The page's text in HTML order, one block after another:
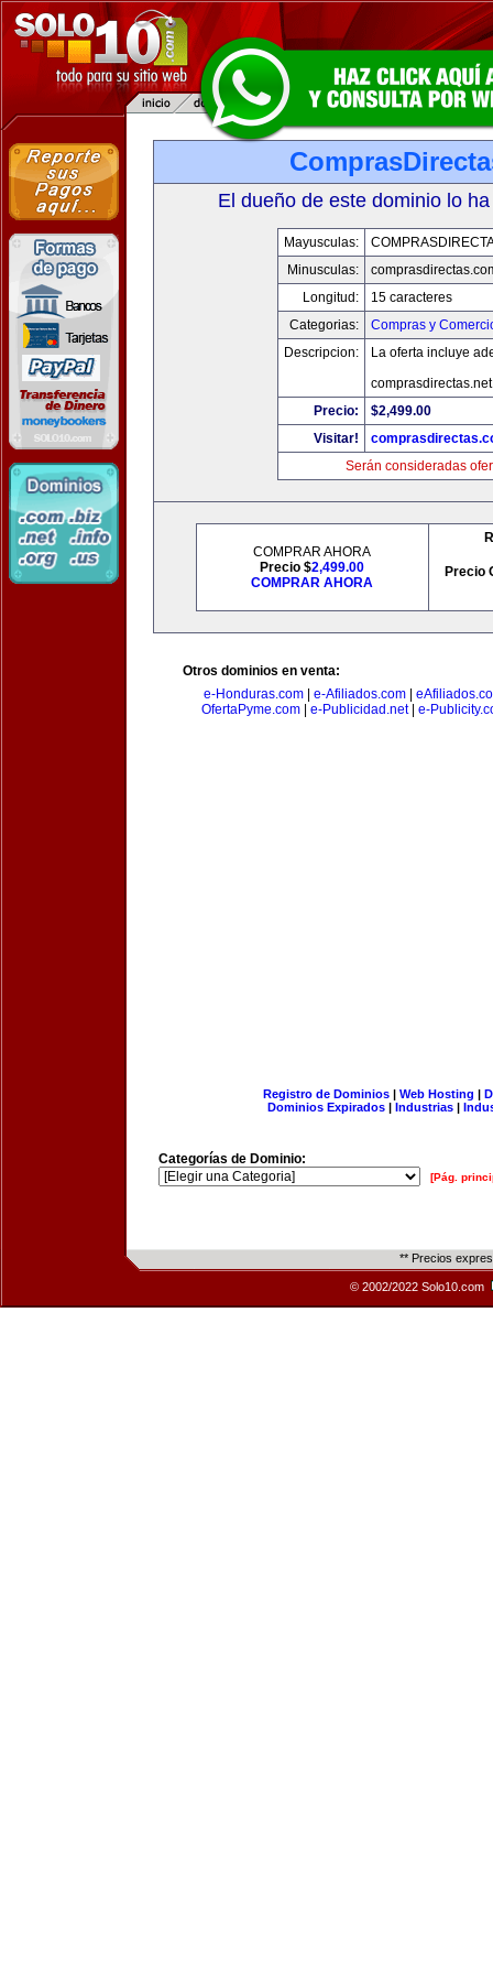
El dueño de este dominio lo
Mayusculas:
Minusculas:
Longitud:
15 caracteres
Categorias:
Compras y
Descripcion:
La oferta incluye
Precio:
$2,499.00
Visitar!
Serán consideradas
COMPRAR AHORA
Precio $2,499.00
COMPRAR AHORA
Precio
Otros dominios en venta:
e-Honduras.com| e-Afiliados.com|
OfertaPyme.com| e-Publicidad.net| e-
Registro de Dominios| Web Hosting |
Dominios Expirados | Industrias |
Categorías de Dominio:
[Pág.
** Precios
© 2002/2022 Solo10.com